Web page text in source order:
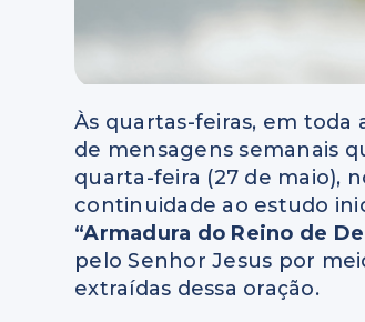
Às quartas-feiras, em toda
de mensagens semanais
quarta-feira (27 de maio),
continuidade ao estudo
“Armadura do Reino de
pelo Senhor Jesus por
extraídas dessa oração.